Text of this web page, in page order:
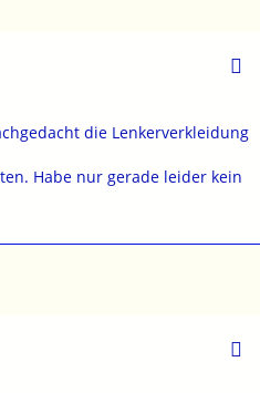
die Lenkerverkleidung
Habe nur gerade leider kein